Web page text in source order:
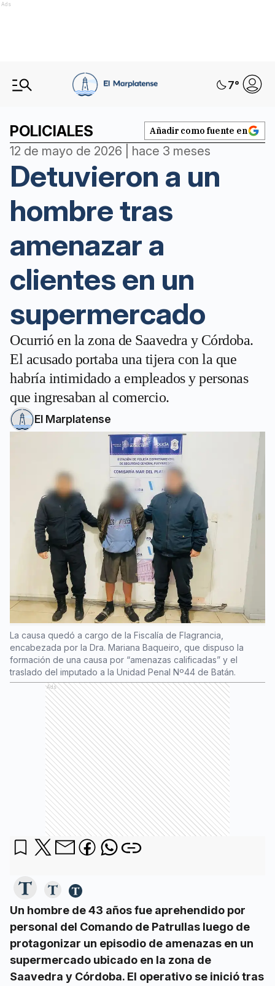
Ads
7°
POLICIALES Añadir como fuente en
12 de mayo de 2026 | hace 3 meses
Detuvieron a un
hombre tras
amenazar a
clientes en un
supermercado
Ocurrió en la zona de Saavedra y Córdoba.
El acusado portaba una tijera con la que
habría intimidado a empleados y personas
que ingresaban al comercio.
El Marplatense
La causa quedó a cargo de la Fiscalía de Flagrancia,
encabezada por la Dra. Mariana Baqueiro, que dispuso la
formación de una causa por “amenazas calificadas” y el
traslado del imputado a la Unidad Penal Nº44 de Batán.
Ads
Un hombre de 43 años fue aprehendido por
personal del Comando de Patrullas luego de
protagonizar un episodio de amenazas en un
supermercado ubicado en la zona de
Saavedra y Córdoba. El operativo se inició tras